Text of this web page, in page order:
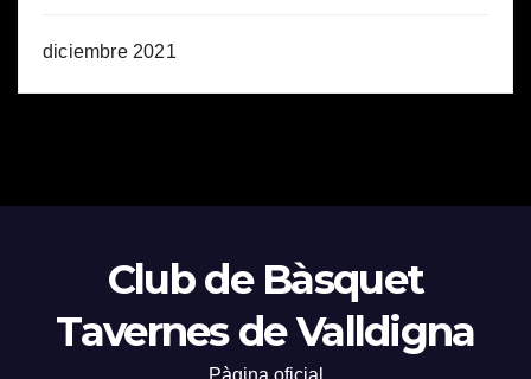
diciembre 2021
Club de Bàsquet
Tavernes de Valldigna
Pàgina oficial